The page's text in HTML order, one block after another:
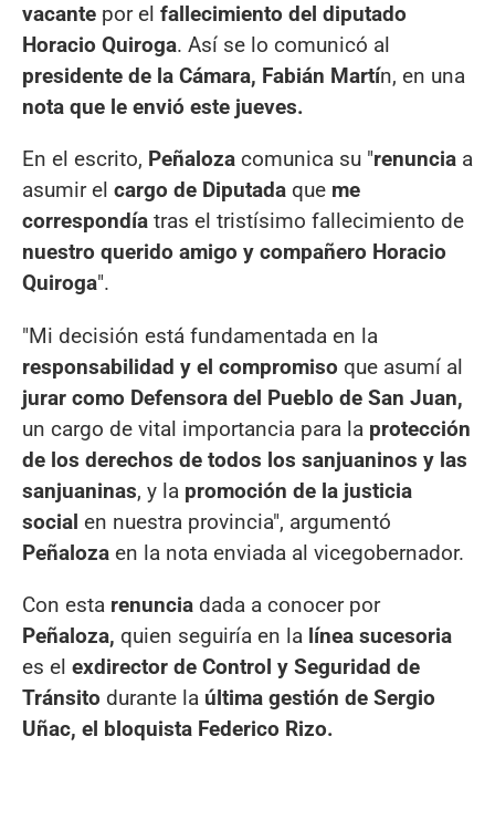
vacante por el fallecimiento del diputado
Horacio Quiroga. Así se lo comunicó al
presidente de la Cámara, Fabián Martín, en una
nota que le envió este jueves.
En el escrito, Peñaloza comunica su "renuncia a
asumir el cargo de Diputada que me
correspondía tras el tristísimo fallecimiento de
nuestro querido amigo y compañero Horacio
Quiroga".
"Mi decisión está fundamentada en la
responsabilidad y el compromiso que asumí al
jurar como Defensora del Pueblo de San Juan,
un cargo de vital importancia para la protección
de los derechos de todos los sanjuaninos y las
sanjuaninas, y la promoción de la justicia
social en nuestra provincia", argumentó
Peñaloza en la nota enviada al vicegobernador.
Con esta renuncia dada a conocer por
Peñaloza, quien seguiría en la línea sucesoria
es el exdirector de Control y Seguridad de
Tránsito durante la última gestión de Sergio
Uñac, el bloquista Federico Rizo.